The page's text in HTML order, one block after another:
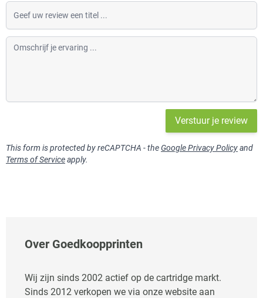
Geef uw review een titel
Omschrijf je ervaring
Verstuur je review
This form is protected by reCAPTCHA - the Google Privacy Policyand
Terms of Serviceapply.
Over Goedkoopprinten
Wij zijn sinds 2002 actief op de cartridge markt.
Sinds 2012 verkopen we via onze website aan